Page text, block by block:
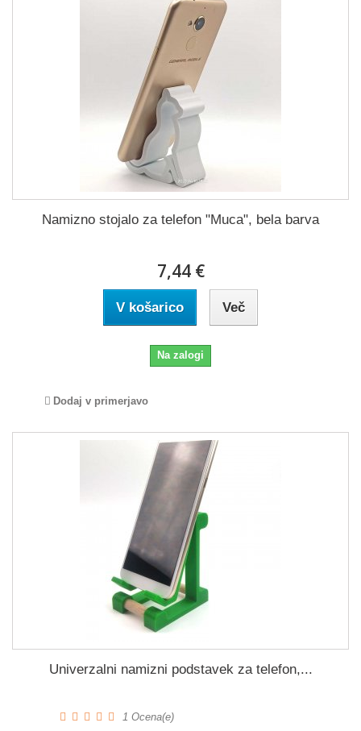
Namizno stojalo za telefon "Muca", bela barva
7,44 €
V košarico Več
Na zalogi
Dodaj v primerjavo
Univerzalni namizni podstavek za telefon,...
1 Ocena(e)